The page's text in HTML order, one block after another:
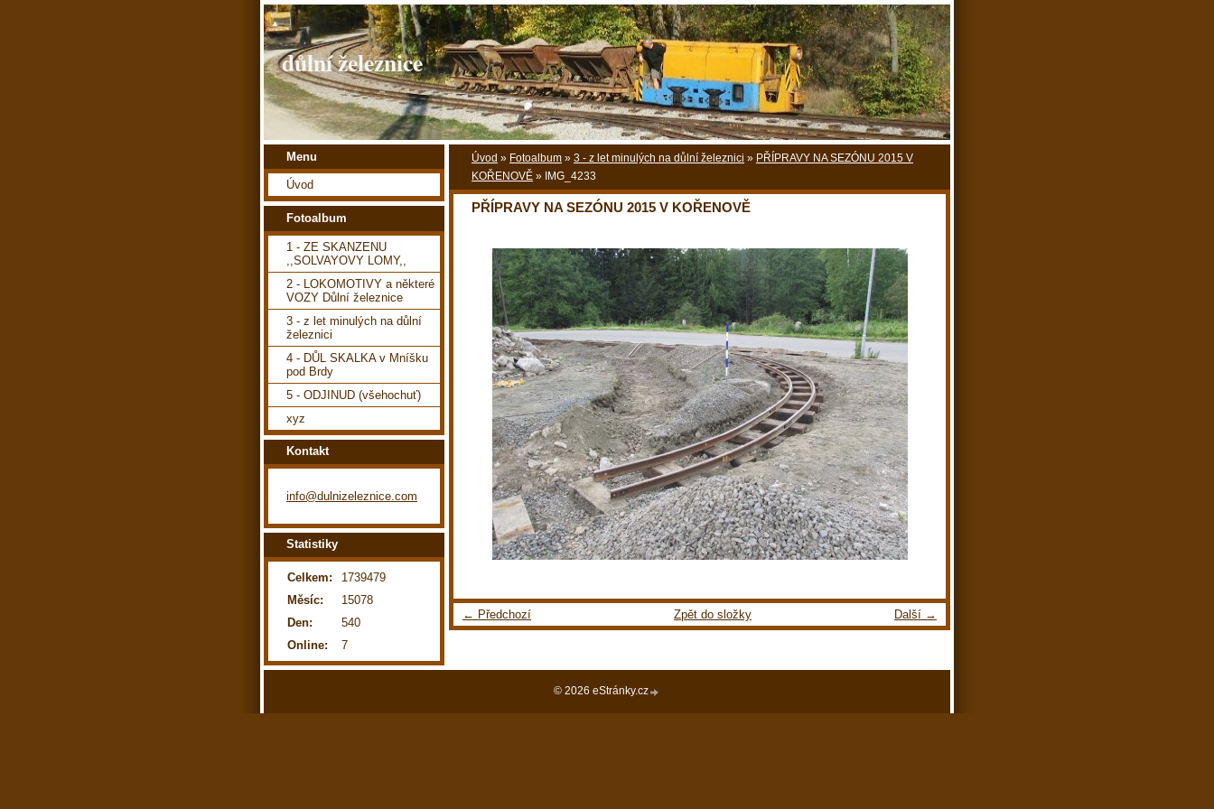
důlní železnice
Úvod » Fotoalbum » 3 - z let minulých na důlní železnici » PŘÍPRAVY NA SEZÓNU 2015 V
KOŘENOVĚ » IMG_4233
PŘÍPRAVY NA SEZÓNU 2015 V KOŘENOVĚ
← Předchozí Další →
Zpět do složky
Menu
Úvod
Fotoalbum
1 - ZE SKANZENU
,,SOLVAYOVY LOMY,,
2 - LOKOMOTIVY a některé
VOZY Důlní železnice
3 - z let minulých na důlní
železnici
4 - DŮL SKALKA v Mníšku
pod Brdy
5 - ODJINUD (všehochuť)
xyz
Kontakt
info@dulnizeleznice.com
Statistiky
Online: 7
Celkem:
1739479
Měsíc:
15078
Den:
540
© 2026 eStránky.cz